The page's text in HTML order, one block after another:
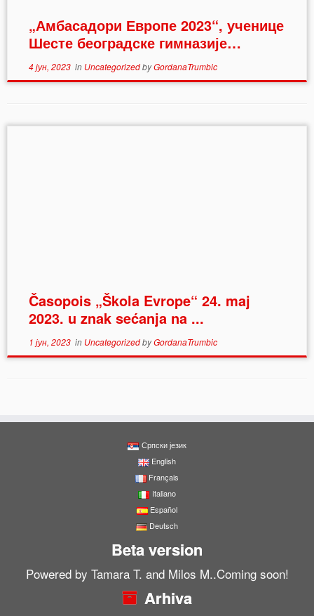
„Амбасадори Европе 2023“, ученице
Шесте београдске гимназије…
4 јун, 2023in UncategorizedbyGordanaTrumbic
Časopois „Škola Evrope“ 24. maj
2023. u znak sećanja na ...
1 јун, 2023in UncategorizedbyGordanaTrumbic
Српски језик
English
Français
Italiano
Español
Deutsch
Beta version
Powered by Tamara T. and Milos M..Coming soon!
Arhiva